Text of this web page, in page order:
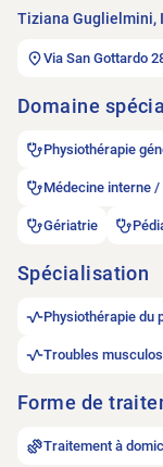
Tiziana Guglielmini,
Via San Gottardo
Domaine
Physiothérapie
Médecine interne
Gériatrie
Spécialisation
Physiothérapie du
Troubles
Forme de
Traitement à